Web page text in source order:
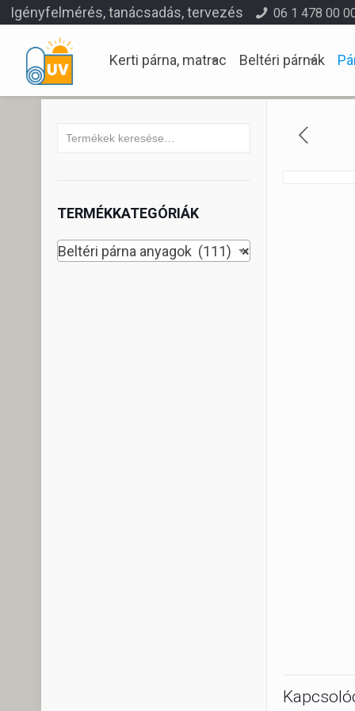
Igényfelmérés, tanácsadás, tervezés 06 1 478 00
Kerti párna, matrac Beltéri párnák
TERMÉKKATEGÓRIÁK
×
Beltéri párna anyagok (111)